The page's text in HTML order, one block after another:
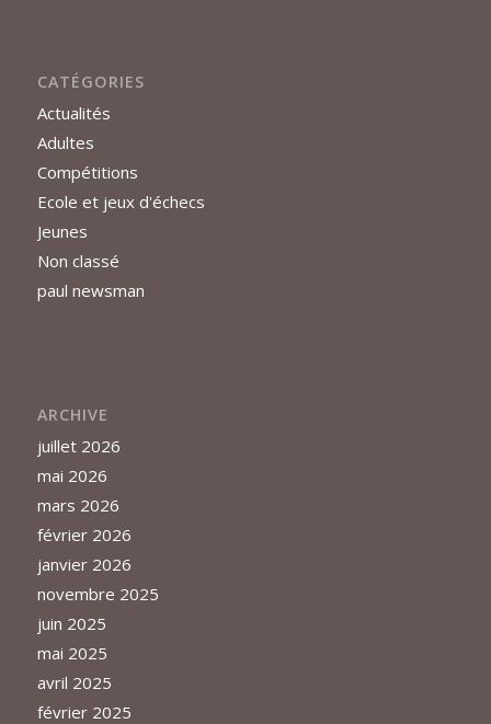
CATÉGORIES
Actualités
Adultes
Compétitions
Ecole et jeux d'échecs
Jeunes
Non classé
paul newsman
ARCHIVE
juillet 2026
mai 2026
mars 2026
février 2026
janvier 2026
novembre 2025
juin 2025
mai 2025
avril 2025
février 2025